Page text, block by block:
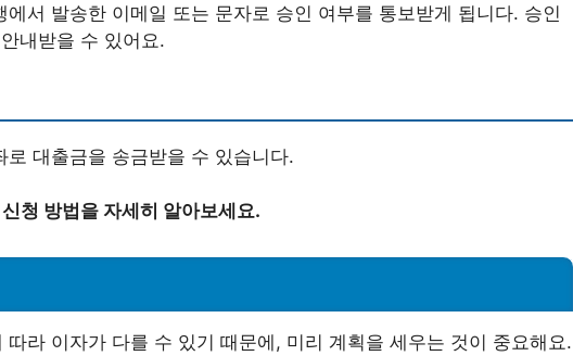
서 발송한 이메일 또는 문자로 승인 여부를 통보받게 됩니다. 승인
내받을 수 있어요.
대출금을 송금받을 수 있습니다.
청 방법을 자세히 알아보세요.
따라 이자가 다를 수 있기 때문에, 미리 계획을 세우는 것이 중요해요.